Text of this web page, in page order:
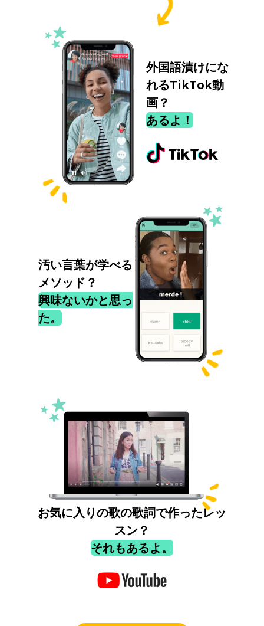
外国語漬けにな
れるTikTok動
画？
あるよ！
汚い言葉が学べる
メソッド？
興味ないかと思っ
た。
お気に入りの歌の歌詞で作ったレッ
スン？
それもあるよ。